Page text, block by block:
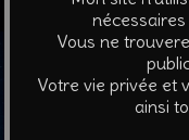
Vous ne
Votre vie privée et
ainsi